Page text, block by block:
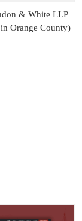
& White LLP
Orange County)